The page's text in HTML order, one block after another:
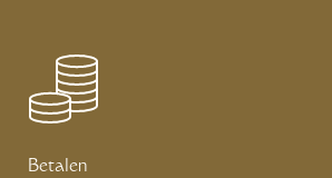
Betalen